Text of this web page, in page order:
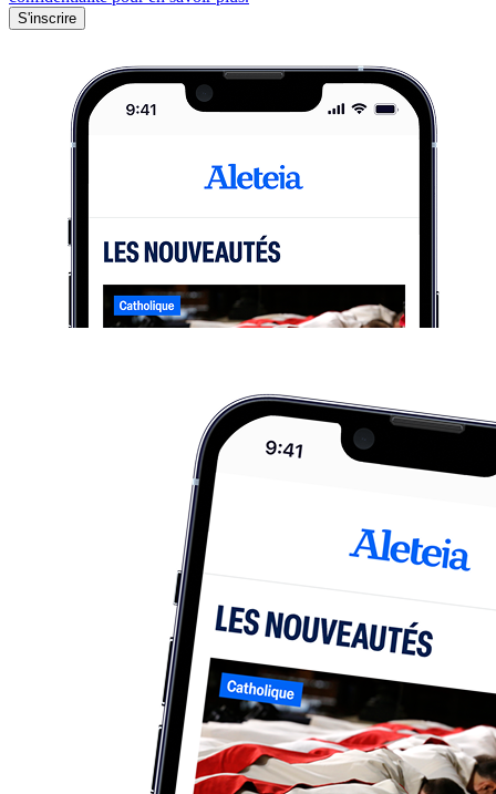
S'inscrire